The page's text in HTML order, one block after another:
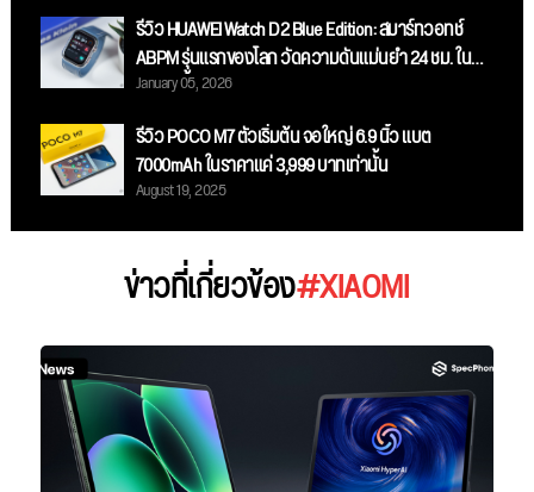
รีวิว HUAWEI Watch D2 Blue Edition: สมาร์ทวอทช์
ABPM รุ่นแรกของโลก วัดความดันแม่นยำ 24 ชม. ใน
ดีไซน์สีน้ำเงินสุดสปอร์ต!
January 05, 2026
รีวิว POCO M7 ตัวเริ่มต้น จอใหญ่ 6.9 นิ้ว แบต
7000mAh ในราคาแค่ 3,999 บาทเท่านั้น
August 19, 2025
ข่าวที่เกี่ยวข้อง#XIAOMI